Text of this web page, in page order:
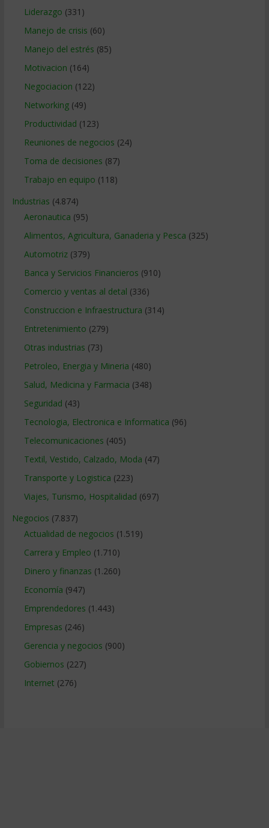
Liderazgo (331)
Manejo de crisis (60)
Manejo del estrés (85)
Motivacion (164)
Negociacion (122)
Networking(49)
Productividad (123)
Reuniones de negocios (24)
Toma de decisiones (87)
Trabajo en equipo (118)
Industrias (4.874)
Aeronautica (95)
Alimentos, Agricultura, Ganaderia y Pesca (325)
Automotriz(379)
Banca y Servicios Financieros (910)
Comercio y ventas al detal (336)
Construccion e Infraestructura (314)
Entretenimiento (279)
Otras industrias (73)
Petroleo, Energia y Mineria (480)
Salud, Medicina y Farmacia (348)
Seguridad (43)
Tecnologia, Electronica e Informatica (96)
Telecomunicaciones (405)
Textil, Vestido, Calzado, Moda (47)
Transporte y Logistica (223)
Viajes, Turismo, Hospitalidad (697)
Negocios (7.837)
Actualidad de negocios (1.519)
Carrera y Empleo (1.710)
Dinero y finanzas (1.260)
Economía (947)
Emprendedores (1.443)
Empresas (246)
Gerencia y negocios (900)
Gobiernos (227)
Internet (276)